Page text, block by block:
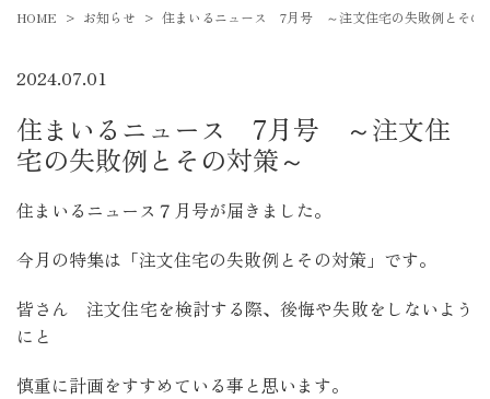
HOME お知らせ 住まいるニュース 7月号 ～注文住宅の失敗例とその
2024.07.01
住まいるニュース 7月号 ～注文住
宅の失敗例とその対策～
住まいるニュース７月号が届きました。
今月の特集は「注文住宅の失敗例とその対策」です。
皆さん 注文住宅を検討する際、後悔や失敗をしないよう
にと
慎重に計画をすすめている事と思います。